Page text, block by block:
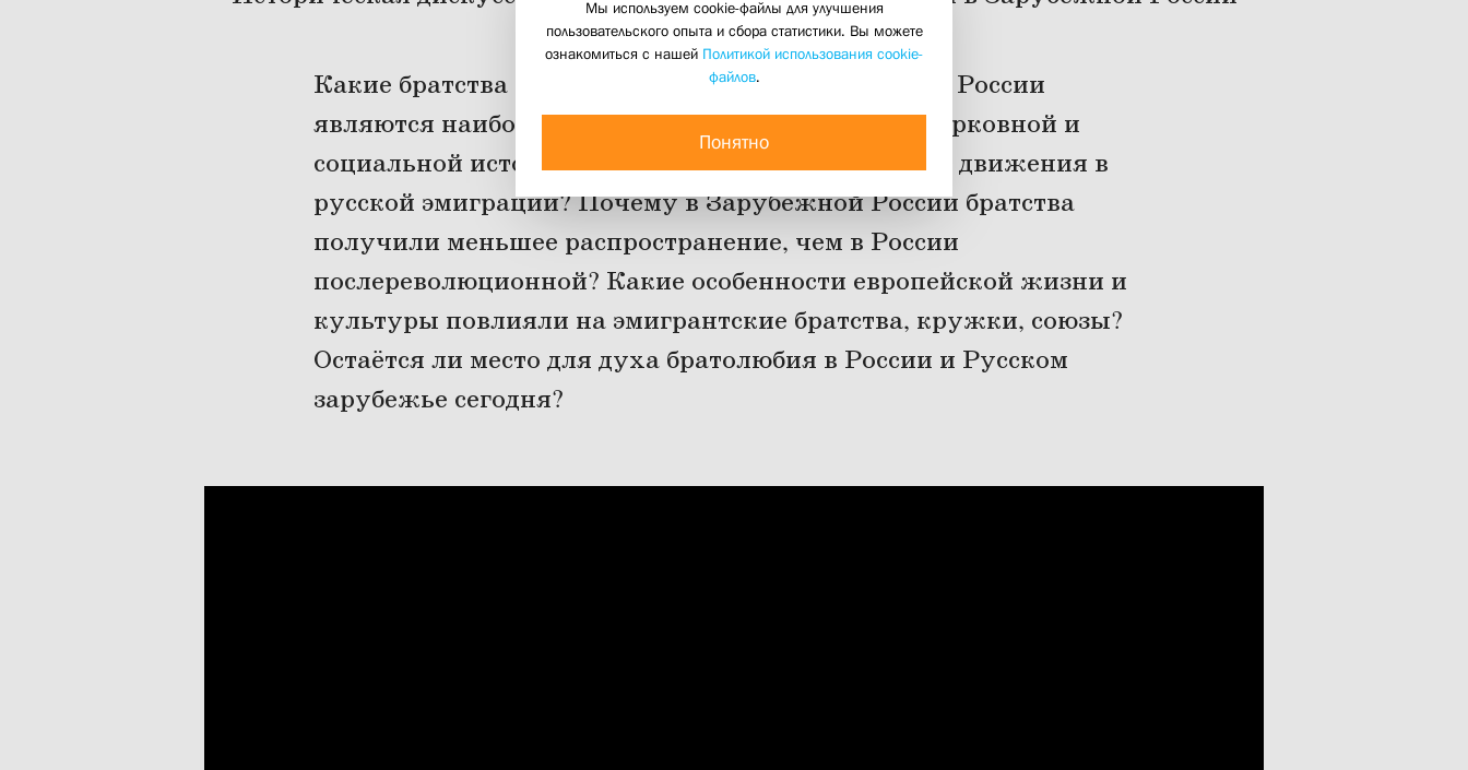
12 февраля 2021
Какие братства и братские движения Зарубежной России
являются наиболее значимыми, с точки зрения церковной и
социальной истории? В чём своеобразие братского движения в
русской эмиграции? Почему в Зарубежной России братства
получили меньшее распространение, чем в России
послереволюционной? Какие особенности европейской жизни и
культуры повлияли на эмигрантские братства, кружки, союзы?
Остаётся ли место для духа братолюбия в России и Русском
зарубежье сегодня?
Мы используем cookie-файлы для улучшения
пользовательского опыта и сбора статистики. Вы можете
ознакомиться с нашей Политикой использования cookie-
файлов.
Понятно